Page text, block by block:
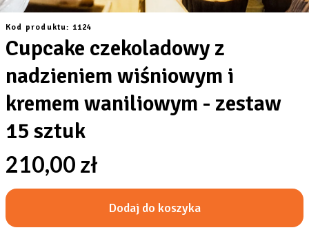
Kod produktu: 1124
Cupcake czekoladowy z
nadzieniem wiśniowym i
kremem waniliowym - zestaw
15 sztuk
210,00 zł
Dodaj do koszyka